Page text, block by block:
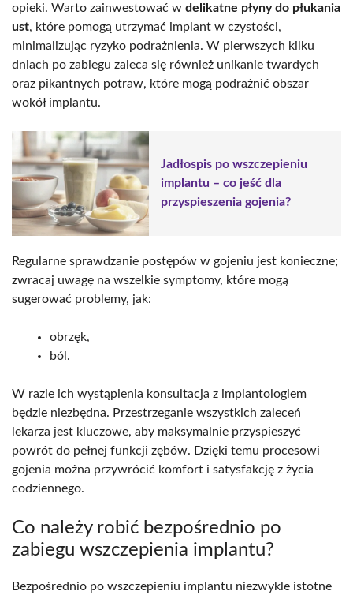
opieki. Warto zainwestować w delikatne płyny do płukania
ust, które pomogą utrzymać implant w czystości,
minimalizując ryzyko podrażnienia. W pierwszych kilku
dniach po zabiegu zaleca się również unikanie twardych
oraz pikantnych potraw, które mogą podrażnić obszar
wokół implantu.
Jadłospis po wszczepieniu
implantu – co jeść dla
przyspieszenia gojenia?
Regularne sprawdzanie postępów w gojeniu jest konieczne;
zwracaj uwagę na wszelkie symptomy, które mogą
sugerować problemy, jak:
obrzęk,
ból.
W razie ich wystąpienia konsultacja z implantologiem
będzie niezbędna. Przestrzeganie wszystkich zaleceń
lekarza jest kluczowe, aby maksymalnie przyspieszyć
powrót do pełnej funkcji zębów. Dzięki temu procesowi
gojenia można przywrócić komfort i satysfakcję z życia
codziennego.
Co należy robić bezpośrednio po
zabiegu wszczepienia implantu?
Bezpośrednio po wszczepieniu implantu niezwykle istotne